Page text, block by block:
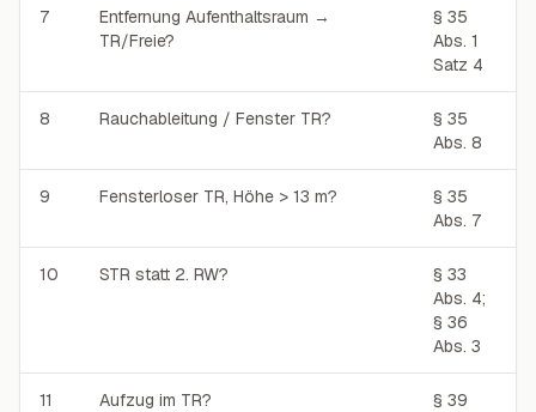
7
Entfernung Aufenthaltsraum →
TR/Freie?
§ 35
Abs. 1
Satz 4
8 Rauchableitung / Fenster TR?
§ 35
Abs. 8
9 Fensterloser TR, Höhe > 13 m?
§ 35
Abs. 7
10 STR statt 2. RW?
§ 33
Abs. 4;
§ 36
Abs. 3
11 Aufzug im TR?
§ 39